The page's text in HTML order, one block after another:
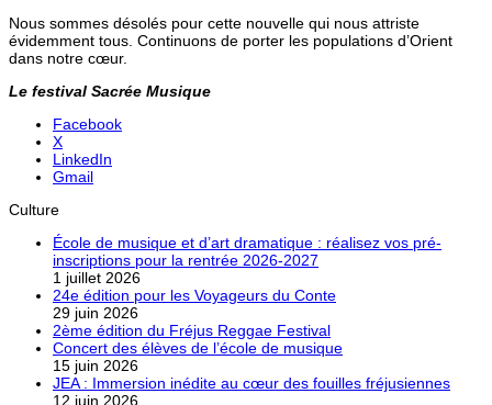
Nous sommes désolés pour cette nouvelle qui nous attriste
évidemment tous. Continuons de porter les populations d’Orient
dans notre cœur.
Le festival Sacrée Musique
Facebook
X
LinkedIn
Gmail
Culture
École de musique et d’art dramatique : réalisez vos pré-
inscriptions pour la rentrée 2026-2027
1 juillet 2026
24e édition pour les Voyageurs du Conte
29 juin 2026
2ème édition du Fréjus Reggae Festival
Concert des élèves de l’école de musique
15 juin 2026
JEA : Immersion inédite au cœur des fouilles fréjusiennes
12 juin 2026